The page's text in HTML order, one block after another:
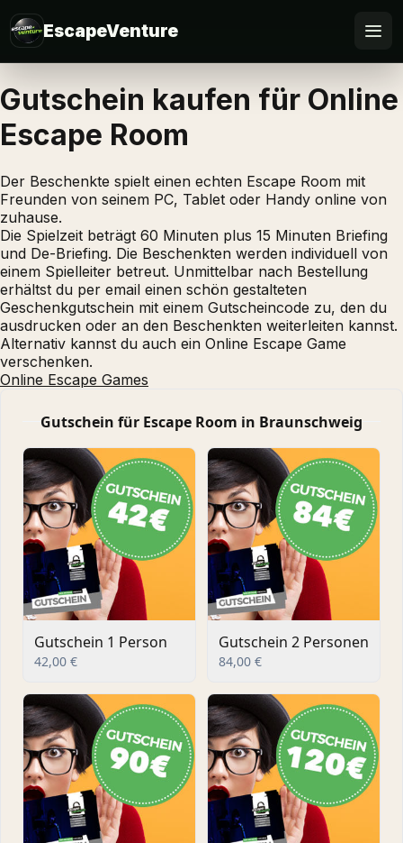
EscapeVenture
Buchen
Gutschein
Business
@Home
FAQ
Gutschein kaufen für Online
Escape Room
Der Beschenkte spielt einen echten Escape Room mit
Freunden von seinem PC, Tablet oder Handy online von
zuhause.
Die Spielzeit beträgt 60 Minuten plus 15 Minuten Briefing
und De-Briefing. Die Beschenkten werden individuell von
einem Spielleiter betreut. Unmittelbar nach Bestellung
erhältst du per email einen schön gestalteten
Geschenkgutschein mit einem Gutscheincode zu, den du
ausdrucken oder an den Beschenkten weiterleiten kannst.
Alternativ kannst du auch ein Online Escape Game
verschenken.
Online Escape Games